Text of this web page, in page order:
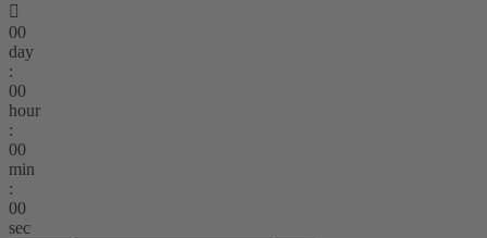

00
day
:
00
hour
:
00
min
:
00
sec